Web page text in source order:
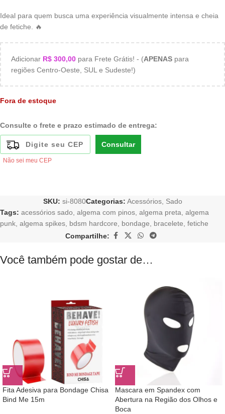
Ideal para quem busca uma experiência visualmente intensa e cheia
de fetiche. 🔥
Adicionar R$ 300,00 para Frete Grátis! - (APENAS para
regiões Centro-Oeste, SUL e Sudeste!)
Fora de estoque
Consulte o frete e prazo estimado de entrega:
Consultar
Não sei meu CEP
SKU: si-8080Categorias: Acessórios, Sado
Tags: acessórios sado, algema com pinos, algema preta, algema
punk, algema spikes, bdsm hardcore, bondage, bracelete, fetiche
Compartilhe:
Você também pode gostar de…
Fita Adesiva para Bondage Chisa
Bind Me 15m
Mascara em Spandex com
Abertura na Região dos Olhos e
Boca